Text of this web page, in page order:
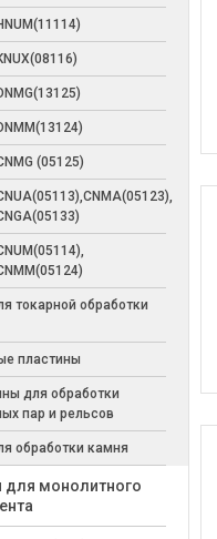
(05125)
токарной обработки
пластины
для обработки
пар и рельсов
обработки камня
для монолитного
В КОРЗИНУ
В КОРЗИНУ